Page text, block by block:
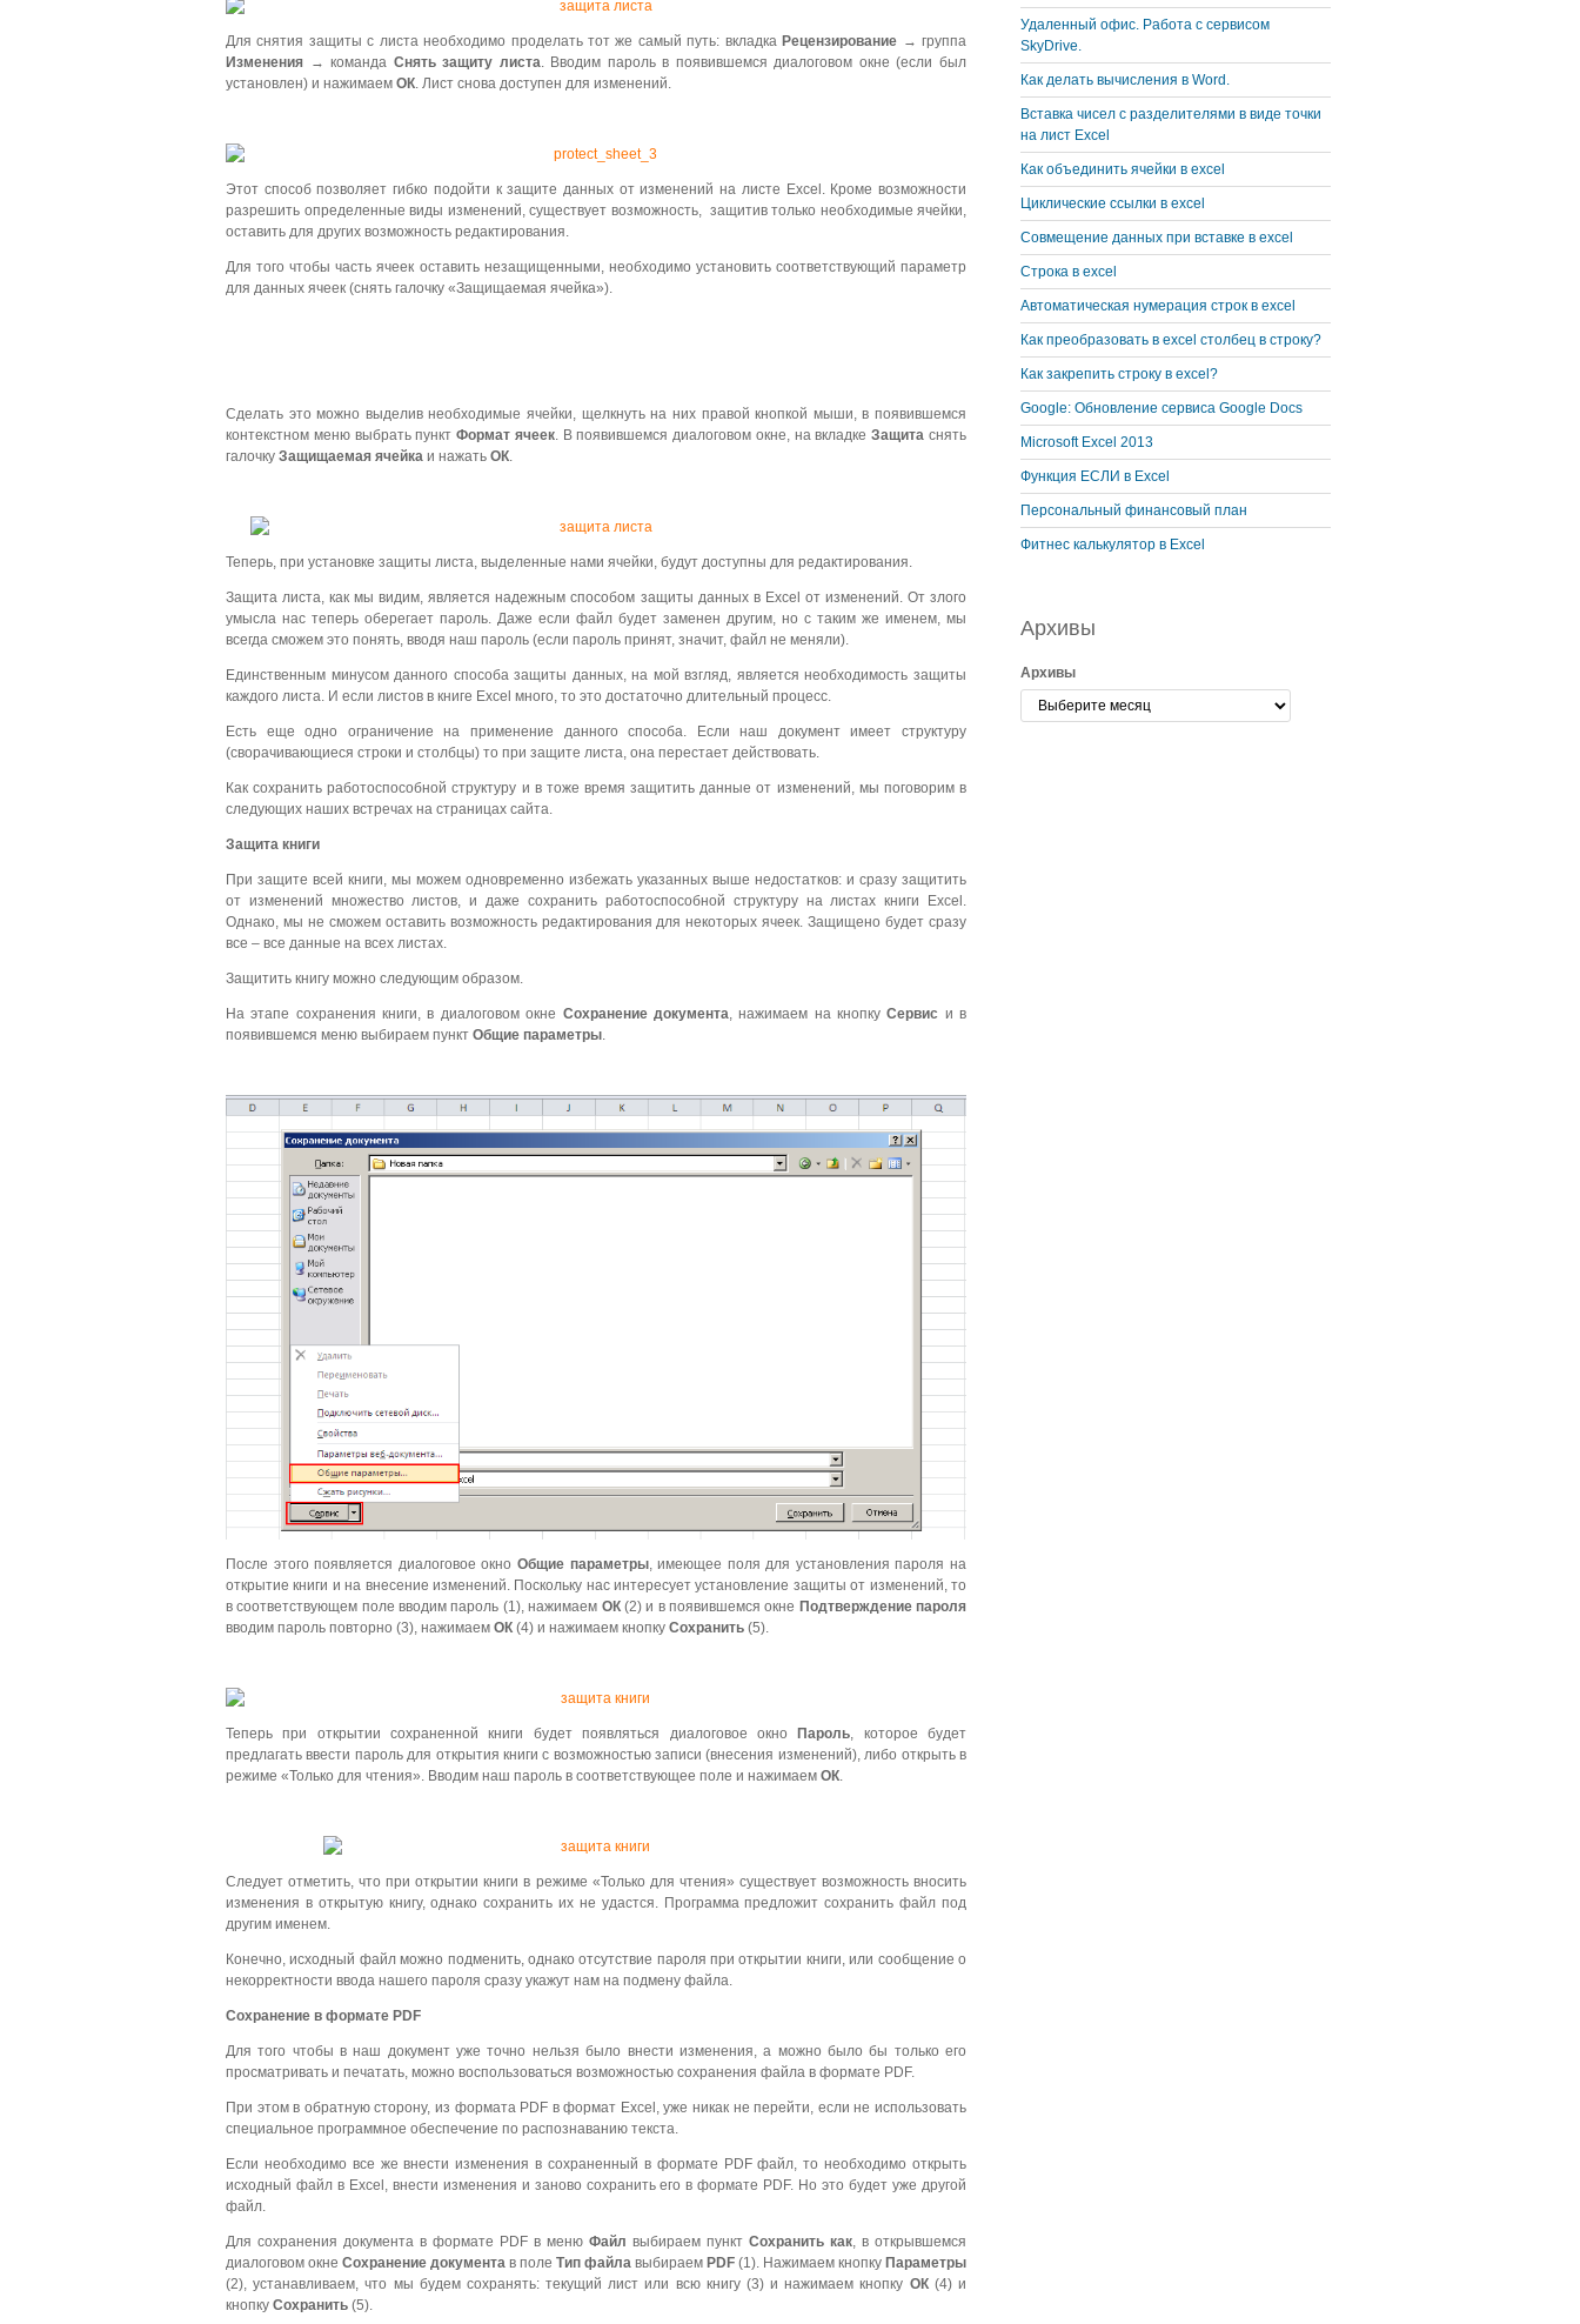
Для снятия защиты с листа необходимо проделать тот же самый путь: вкладка Рецензирование → группа
Изменения → команда Снять защиту листа. Вводим пароль в появившемся диалоговом окне (если был
установлен) и нажимаем ОК. Лист снова доступен для изменений.
Этот способ позволяет гибко подойти к защите данных от изменений на листе Excel. Кроме возможности
разрешить определенные виды изменений, существует возможность, защитив только необходимые ячейки,
оставить для других возможность редактирования.
Для того чтобы часть ячеек оставить незащищенными, необходимо установить соответствующий параметр
для данных ячеек (снять галочку «Защищаемая ячейка»).
Сделать это можно выделив необходимые ячейки, щелкнуть на них правой кнопкой мыши, в появившемся
контекстном меню выбрать пунктФормат ячеек. В появившемся диалоговом окне, на вкладкеЗащита снять
галочку Защищаемая ячейка и нажать ОК.
Теперь, при установке защиты листа, выделенные нами ячейки, будут доступны для редактирования.
Защита листа, как мы видим, является надежным способом защиты данных в Excel от изменений. От злого
умысла нас теперь оберегает пароль. Даже если файл будет заменен другим, но с таким же именем, мы
всегда сможем это понять, вводя наш пароль (если пароль принят, значит, файл не меняли).
Единственным минусом данного способа защиты данных, на мой взгляд, является необходимость защиты
каждого листа. И если листов в книге Excel много, то это достаточно длительный процесс.
Есть еще одно ограничение на применение данного способа. Если наш документ имеет структуру
(сворачивающиеся строки и столбцы) то при защите листа, она перестает действовать.
Как сохранить работоспособной структуру и в тоже время защитить данные от изменений, мы поговорим в
следующих наших встречах на страницах сайта.
Защита книги
При защите всей книги, мы можем одновременно избежать указанных выше недостатков: и сразу защитить
от изменений множество листов, и даже сохранить работоспособной структуру на листах книги Excel.
Однако, мы не сможем оставить возможность редактирования для некоторых ячеек. Защищено будет сразу
все – все данные на всех листах.
Защитить книгу можно следующим образом.
На этапе сохранения книги, в диалоговом окне Сохранение документа, нажимаем на кнопкуСервис и в
появившемся меню выбираем пункт Общие параметры.
После этого появляется диалоговое окно Общие параметры, имеющее поля для установления пароля на
открытие книги и на внесение изменений. Поскольку нас интересует установление защиты от изменений, то
в соответствующем поле вводим пароль (1), нажимаем ОК(2) и в появившемся окне Подтверждение пароля
вводим пароль повторно (3), нажимаем ОК (4) и нажимаем кнопку Сохранить (5).
Теперь при открытии сохраненной книги будет появляться диалоговое окноПароль, которое будет
предлагать ввести пароль для открытия книги с возможностью записи (внесения изменений), либо открыть в
режиме «Только для чтения». Вводим наш пароль в соответствующее поле и нажимаем ОК.
Следует отметить, что при открытии книги в режиме «Только для чтения» существует возможность вносить
изменения в открытую книгу, однако сохранить их не удастся. Программа предложит сохранить файл под
другим именем.
Конечно, исходный файл можно подменить, однако отсутствие пароля при открытии книги, или сообщение о
некорректности ввода нашего пароля сразу укажут нам на подмену файла.
Сохранение в формате PDF
Для того чтобы в наш документ уже точно нельзя было внести изменения, а можно было бы только его
просматривать и печатать, можно воспользоваться возможностью сохранения файла в формате PDF.
При этом в обратную сторону, из формата PDF в формат Excel, уже никак не перейти, если не использовать
специальное программное обеспечение по распознаванию текста.
Если необходимо все же внести изменения в сохраненный в формате PDF файл, то необходимо открыть
исходный файл в Excel, внести изменения и заново сохранить его в формате PDF. Но это будет уже другой
файл.
Для сохранения документа в формате PDF в меню Файл выбираем пункт Сохранить как, в открывшемся
диалоговом окне Сохранение документа в поле Тип файла выбираем PDF (1). Нажимаем кнопку Параметры
(2), устанавливаем, что мы будем сохранять: текущий лист или всю книгу (3) и нажимаем кнопку ОК (4) и
кнопку Сохранить (5).
Удаленный офис. Работа с сервисом
SkyDrive.
Как делать вычисления в Word.
Вставка чисел с разделителями в виде точки
на лист Excel
Как объединить ячейки в excel
Циклические ссылки в excel
Совмещение данных при вставке в excel
Строка в excel
Автоматическая нумерация строк в excel
Как преобразовать в excel столбец в строку?
Как закрепить строку в excel?
Google: Обновление сервиса Google Docs
Microsoft Excel 2013
Функция ЕСЛИ в Excel
Персональный финансовый план
Фитнес калькулятор в Excel
Архивы
Архивы